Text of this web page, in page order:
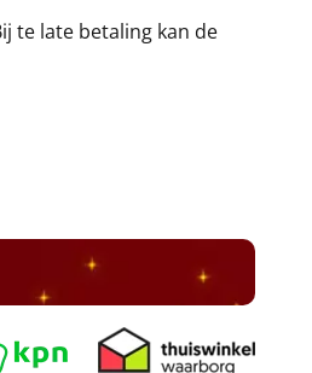
te late betaling kan de